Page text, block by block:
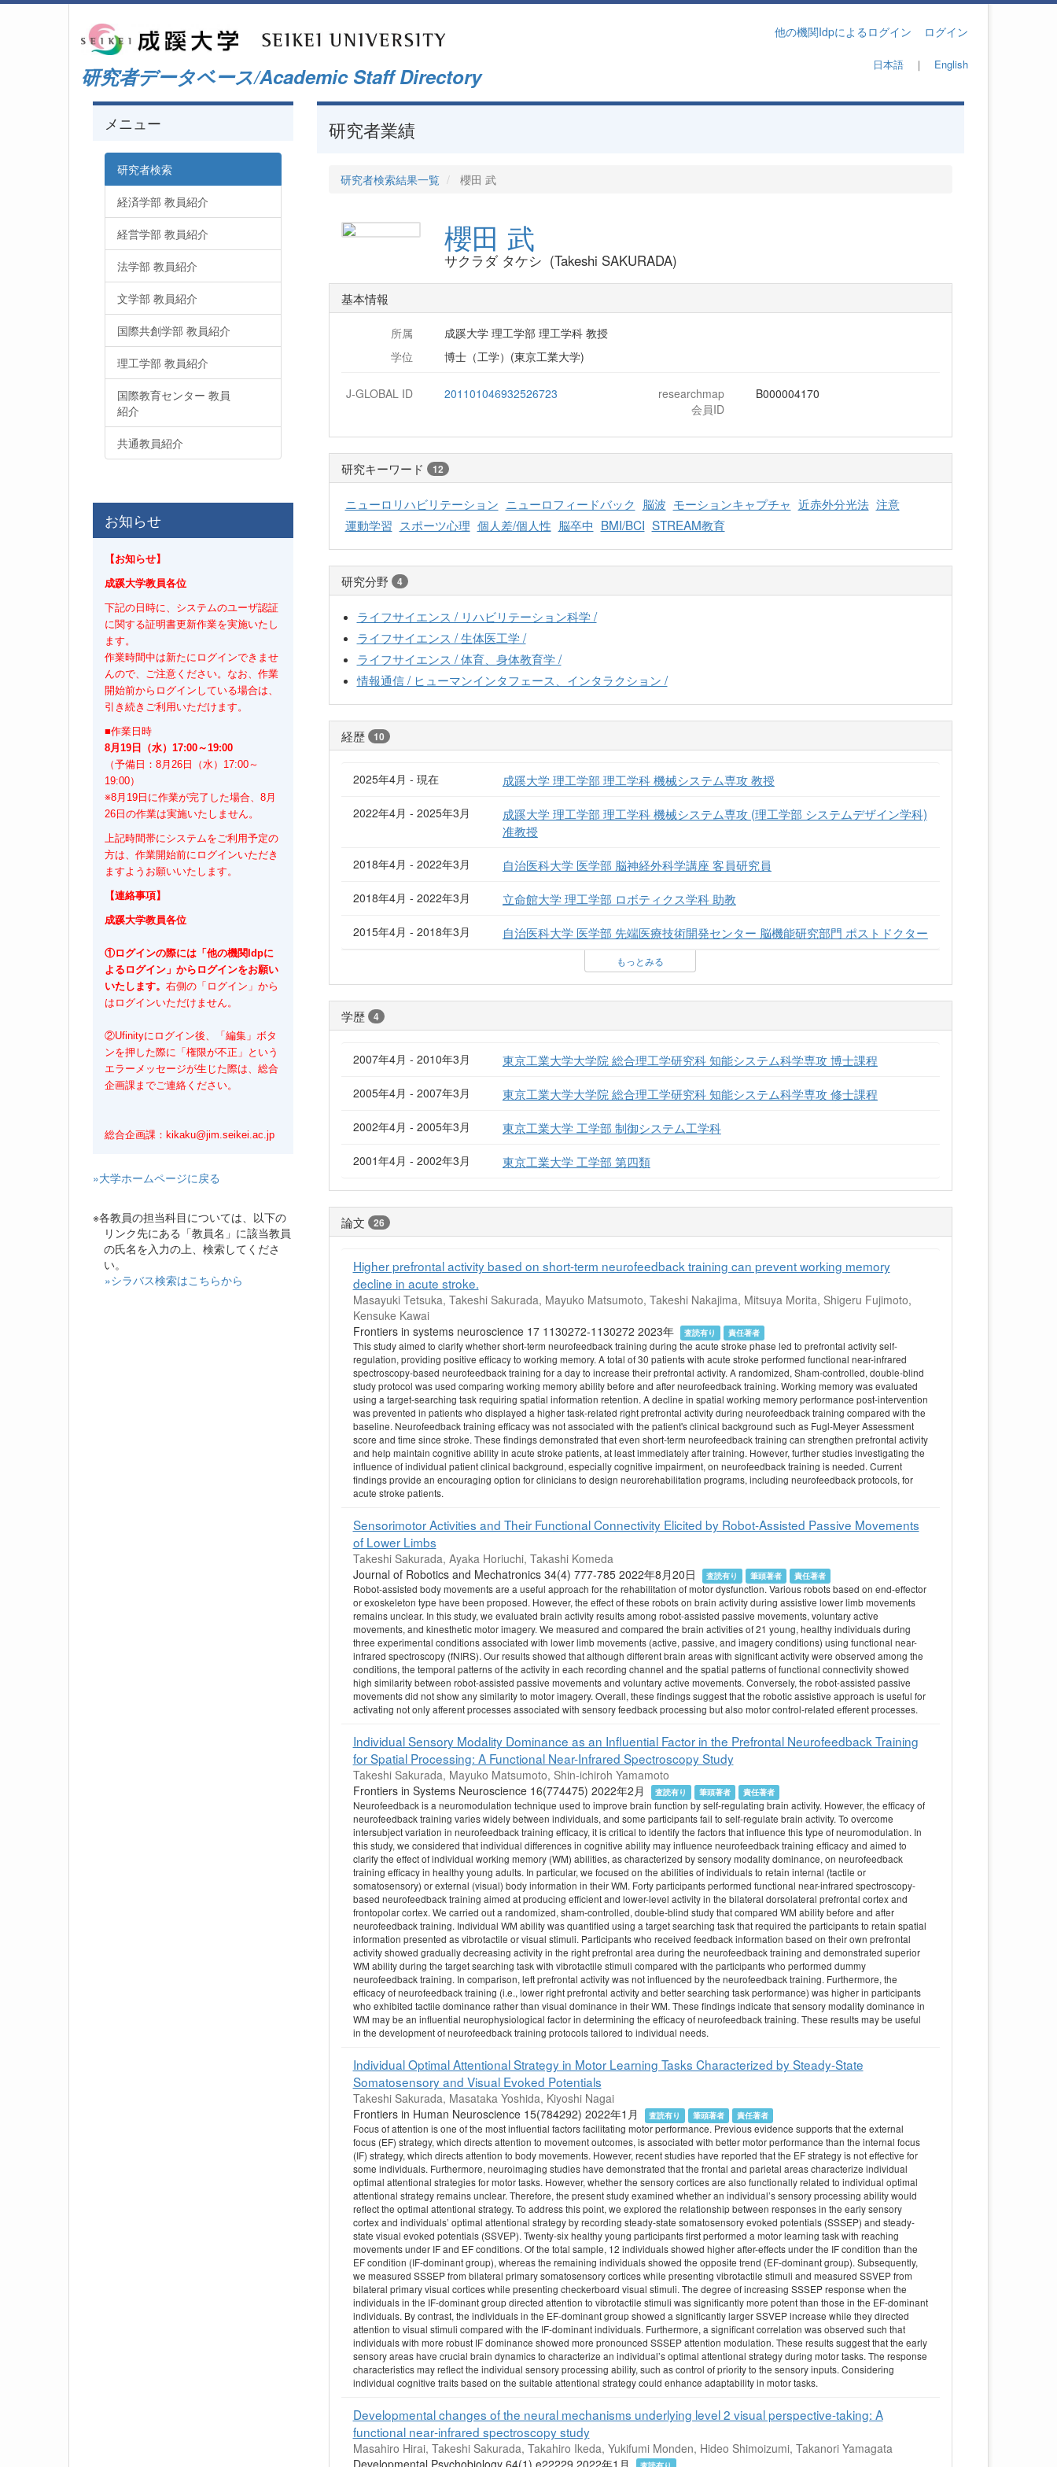
研究者データベース/Academic Staff Directory
他の機関Idpによるログイン ログイン
日本語 ｜ English
研究者業績
研究者検索結果一覧 櫻田 武
櫻田 武
サクラダ タケシ (Takeshi SAKURADA)
基本情報
所属
成蹊大学 理工学部 理工学科 教授
学位
博士（工学）(東京工業大学)
J-GLOBAL ID 201101046932526723
researchmap
会員ID
B000004170
研究キーワード 12
ニューロリハビリテーション ニューロフィードバック 脳波 モーションキャプチャ 近赤外分光法 注意
運動学習 スポーツ心理 個人差/個人性 脳卒中 BMI/BCI STREAM教育
研究分野 4
ライフサイエンス / リハビリテーション科学 /
ライフサイエンス / 生体医工学 /
ライフサイエンス / 体育、身体教育学 /
情報通信 / ヒューマンインタフェース、インタラクション /
経歴 10
2025年4月 - 現在 成蹊大学 理工学部 理工学科 機械システム専攻 教授
2022年4月 - 2025年3月
成蹊大学 理工学部 理工学科 機械システム専攻 (理工学部 システムデザイン学科)
准教授
2018年4月 - 2022年3月 自治医科大学 医学部 脳神経外科学講座 客員研究員
2018年4月 - 2022年3月 立命館大学 理工学部 ロボティクス学科 助教
2015年4月 - 2018年3月 自治医科大学 医学部 先端医療技術開発センター 脳機能研究部門 ポストドクター
もっとみる
学歴 4
2007年4月 - 2010年3月 東京工業大学大学院 総合理工学研究科 知能システム科学専攻 博士課程
2005年4月 - 2007年3月 東京工業大学大学院 総合理工学研究科 知能システム科学専攻 修士課程
2002年4月 - 2005年3月 東京工業大学 工学部 制御システム工学科
2001年4月 - 2002年3月 東京工業大学 工学部 第四類
論文 26
Higher prefrontal activity based on short-term neurofeedback training can prevent working memory
decline in acute stroke.
Masayuki Tetsuka, Takeshi Sakurada, Mayuko Matsumoto, Takeshi Nakajima, Mitsuya Morita, Shigeru Fujimoto,
Kensuke Kawai
Frontiers in systems neuroscience 17 1130272-1130272 2023年
査読有り 責任著者
This study aimed to clarify whether short-term neurofeedback training during the acute stroke phase led to prefrontal activity self-
regulation, providing positive efficacy to working memory. A total of 30 patients with acute stroke performed functional near-infrared
spectroscopy-based neurofeedback training for a day to increase their prefrontal activity. A randomized, Sham-controlled, double-blind
study protocol was used comparing working memory ability before and after neurofeedback training. Working memory was evaluated
using a target-searching task requiring spatial information retention. A decline in spatial working memory performance post-intervention
was prevented in patients who displayed a higher task-related right prefrontal activity during neurofeedback training compared with the
baseline. Neurofeedback training efficacy was not associated with the patient's clinical background such as Fugl-Meyer Assessment
score and time since stroke. These findings demonstrated that even short-term neurofeedback training can strengthen prefrontal activity
and help maintain cognitive ability in acute stroke patients, at least immediately after training. However, further studies investigating the
influence of individual patient clinical background, especially cognitive impairment, on neurofeedback training is needed. Current
findings provide an encouraging option for clinicians to design neurorehabilitation programs, including neurofeedback protocols, for
acute stroke patients.
Sensorimotor Activities and Their Functional Connectivity Elicited by Robot-Assisted Passive Movements
of Lower Limbs
Takeshi Sakurada, Ayaka Horiuchi, Takashi Komeda
Journal of Robotics and Mechatronics 34(4) 777-785 2022年8月20日
査読有り 筆頭著者 責任著者
Robot-assisted body movements are a useful approach for the rehabilitation of motor dysfunction. Various robots based on end-effector
or exoskeleton type have been proposed. However, the effect of these robots on brain activity during assistive lower limb movements
remains unclear. In this study, we evaluated brain activity results among robot-assisted passive movements, voluntary active
movements, and kinesthetic motor imagery. We measured and compared the brain activities of 21 young, healthy individuals during
three experimental conditions associated with lower limb movements (active, passive, and imagery conditions) using functional near-
infrared spectroscopy (fNIRS). Our results showed that although different brain areas with significant activity were observed among the
conditions, the temporal patterns of the activity in each recording channel and the spatial patterns of functional connectivity showed
high similarity between robot-assisted passive movements and voluntary active movements. Conversely, the robot-assisted passive
movements did not show any similarity to motor imagery. Overall, these findings suggest that the robotic assistive approach is useful for
activating not only afferent processes associated with sensory feedback processing but also motor control-related efferent processes.
Individual Sensory Modality Dominance as an Influential Factor in the Prefrontal Neurofeedback Training
for Spatial Processing: A Functional Near-Infrared Spectroscopy Study
Takeshi Sakurada, Mayuko Matsumoto, Shin-ichiroh Yamamoto
Frontiers in Systems Neuroscience 16(774475) 2022年2月
査読有り 筆頭著者 責任著者
Neurofeedback is a neuromodulation technique used to improve brain function by self-regulating brain activity. However, the efficacy of
neurofeedback training varies widely between individuals, and some participants fail to self-regulate brain activity. To overcome
intersubject variation in neurofeedback training efficacy, it is critical to identify the factors that influence this type of neuromodulation. In
this study, we considered that individual differences in cognitive ability may influence neurofeedback training efficacy and aimed to
clarify the effect of individual working memory (WM) abilities, as characterized by sensory modality dominance, on neurofeedback
training efficacy in healthy young adults. In particular, we focused on the abilities of individuals to retain internal (tactile or
somatosensory) or external (visual) body information in their WM. Forty participants performed functional near-infrared spectroscopy-
based neurofeedback training aimed at producing efficient and lower-level activity in the bilateral dorsolateral prefrontal cortex and
frontopolar cortex. We carried out a randomized, sham-controlled, double-blind study that compared WM ability before and after
neurofeedback training. Individual WM ability was quantified using a target searching task that required the participants to retain spatial
information presented as vibrotactile or visual stimuli. Participants who received feedback information based on their own prefrontal
activity showed gradually decreasing activity in the right prefrontal area during the neurofeedback training and demonstrated superior
WM ability during the target searching task with vibrotactile stimuli compared with the participants who performed dummy
neurofeedback training. In comparison, left prefrontal activity was not influenced by the neurofeedback training. Furthermore, the
efficacy of neurofeedback training (i.e., lower right prefrontal activity and better searching task performance) was higher in participants
who exhibited tactile dominance rather than visual dominance in their WM. These findings indicate that sensory modality dominance in
WM may be an influential neurophysiological factor in determining the efficacy of neurofeedback training. These results may be useful
in the development of neurofeedback training protocols tailored to individual needs.
Individual Optimal Attentional Strategy in Motor Learning Tasks Characterized by Steady-State
Somatosensory and Visual Evoked Potentials
Takeshi Sakurada, Masataka Yoshida, Kiyoshi Nagai
Frontiers in Human Neuroscience 15(784292) 2022年1月
査読有り 筆頭著者 責任著者
Focus of attention is one of the most influential factors facilitating motor performance. Previous evidence supports that the external
focus (EF) strategy, which directs attention to movement outcomes, is associated with better motor performance than the internal focus
(IF) strategy, which directs attention to body movements. However, recent studies have reported that the EF strategy is not effective for
some individuals. Furthermore, neuroimaging studies have demonstrated that the frontal and parietal areas characterize individual
optimal attentional strategies for motor tasks. However, whether the sensory cortices are also functionally related to individual optimal
attentional strategy remains unclear. Therefore, the present study examined whether an individual’s sensory processing ability would
reflect the optimal attentional strategy. To address this point, we explored the relationship between responses in the early sensory
cortex and individuals’ optimal attentional strategy by recording steady-state somatosensory evoked potentials (SSSEP) and steady-
state visual evoked potentials (SSVEP). Twenty-six healthy young participants first performed a motor learning task with reaching
movements under IF and EF conditions. Of the total sample, 12 individuals showed higher after-effects under the IF condition than the
EF condition (IF-dominant group), whereas the remaining individuals showed the opposite trend (EF-dominant group). Subsequently,
we measured SSSEP from bilateral primary somatosensory cortices while presenting vibrotactile stimuli and measured SSVEP from
bilateral primary visual cortices while presenting checkerboard visual stimuli. The degree of increasing SSSEP response when the
individuals in the IF-dominant group directed attention to vibrotactile stimuli was significantly more potent than those in the EF-dominant
individuals. By contrast, the individuals in the EF-dominant group showed a significantly larger SSVEP increase while they directed
attention to visual stimuli compared with the IF-dominant individuals. Furthermore, a significant correlation was observed such that
individuals with more robust IF dominance showed more pronounced SSSEP attention modulation. These results suggest that the early
sensory areas have crucial brain dynamics to characterize an individual’s optimal attentional strategy during motor tasks. The response
characteristics may reflect the individual sensory processing ability, such as control of priority to the sensory inputs. Considering
individual cognitive traits based on the suitable attentional strategy could enhance adaptability in motor tasks.
Developmental changes of the neural mechanisms underlying level 2 visual perspective‐taking: A
functional near‐infrared spectroscopy study
Masahiro Hirai, Takeshi Sakurada, Takahiro Ikeda, Yukifumi Monden, Hideo Shimoizumi, Takanori Yamagata
Developmental Psychobiology 64(1) e22229 2022年1月
メニュー
研究者検索
経済学部 教員紹介
経営学部 教員紹介
法学部 教員紹介
文学部 教員紹介
国際共創学部 教員紹介
理工学部 教員紹介
国際教育センター 教員
紹介
共通教員紹介
お知らせ
【お知らせ】
成蹊大学教員各位
下記の日時に、システムのユーザ認証
に関する証明書更新作業を実施いたし
ます。
作業時間中は新たにログインできませ
んので、ご注意ください。なお、作業
開始前からログインしている場合は、
引き続きご利用いただけます。
■作業日時
8月19日（水）17:00～19:00
（予備日：8月26日（水）17:00～
19:00）
※8月19日に作業が完了した場合、8月
26日の作業は実施いたしません。
上記時間帯にシステムをご利用予定の
方は、作業開始前にログインいただき
ますようお願いいたします。
【連絡事項】
成蹊大学教員各位
①ログインの際には「他の機関Idpに
よるログイン」からログインをお願い
いたします。 右側の「ログイン」から
はログインいただけません。
②Ufinityにログイン後、「編集」ボタ
ンを押した際に「権限が不正」という
エラーメッセージが生じた際は、総合
企画課までご連絡ください。
総合企画課：kikaku@jim.seikei.ac.jp
»大学ホームページに戻る
※各教員の担当科目については、以下の
リンク先にある「教員名」に該当教員
の氏名を入力の上、検索してくださ
い。
»シラバス検索はこちらから